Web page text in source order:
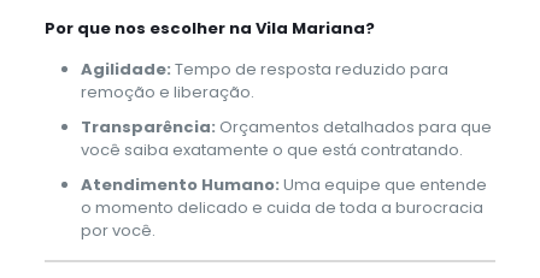
Por que nos escolher na Vila Mariana?
Agilidade: Tempo de resposta reduzido para
remoção e liberação.
Transparência: Orçamentos detalhados para que
você saiba exatamente o que está contratando.
Atendimento Humano: Uma equipe que entende
o momento delicado e cuida de toda a burocracia
por você.